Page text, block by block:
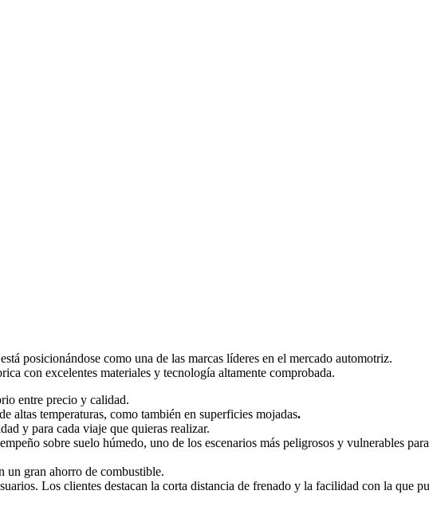
posicionándose como una de las marcas líderes en el mercado automotriz.
con excelentes materiales y tecnología altamente comprobada.
entre precio y calidad.
altas temperaturas, como también en superficies mojadas.
y para cada viaje que quieras realizar.
sobre suelo húmedo, uno de los escenarios más peligrosos y vulnerables
un gran ahorro de combustible.
Los clientes destacan la corta distancia de frenado y la facilidad con la que